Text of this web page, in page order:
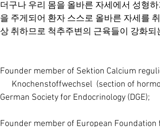
더구나 우리 몸을 올바른 자세에서 성형
을 주게되어 환자 스스로 올바른 자세를
상 취하므로 척추주변의 근육들이 강화
Founder member of Sektion Calcium
Knochenstoffwechsel  (section of
German Society for Endocrinology (DGE);
Founder member of European